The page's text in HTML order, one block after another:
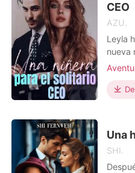
CEO
AZU.
Leyla
nueva
La
Una
SHI.